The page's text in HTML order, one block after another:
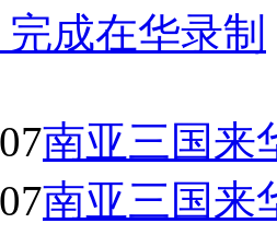
成在华录制
南亚三国来
南亚三国来